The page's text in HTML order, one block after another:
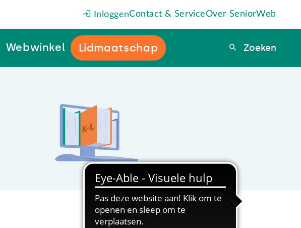
InloggenContact & ServiceOver SeniorWeb
Webwinkel Lidmaatschap Zoeken
Zoeken